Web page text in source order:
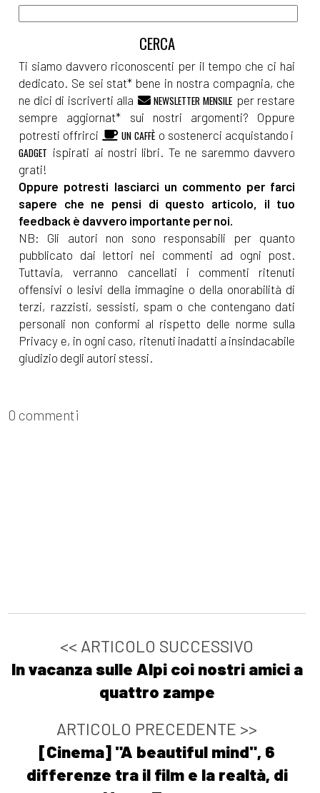
[12]Il sogno dell'isola, di
Aprile 2022
[20]Sognando la libertà, di
Silvia Pattarini: pagina 69
Nicolò Maniscalco: pagina 69
Febbraio 2022
[23]Intrecci di Trama volume
2, Autori Vari: pagina 69
Dicembre 2021
Paola Napoleone: pagina 69
[06] Petrolio bollente, di
Katia Manfredi: pagina 69
Agosto 2021
Ti siamo davvero riconoscenti per il tempo che ci hai
dedicato. Se sei stat* bene in nostra compagnia, che
ne dici di iscriverti alla
NEWSLETTER MENSILE per restare
sempre aggiornat* sui nostri argomenti? Oppure
potresti offrirci
UN CAFFÈ o sostenerci acquistando i
GADGET ispirati ai nostri libri. Te ne saremmo davvero
grati!
Oppure potresti lasciarci un commento per farci
sapere che ne pensi di questo articolo, il tuo
feedback è davvero importante per noi.
NB: Gli autori non sono responsabili per quanto
pubblicato dai lettori nei commenti ad ogni post.
Tuttavia, verranno cancellati i commenti ritenuti
offensivi o lesivi della immagine o della onorabilità di
terzi, razzisti, sessisti, spam o che contengano dati
personali non conformi al rispetto delle norme sulla
Privacy e, in ogni caso, ritenuti inadatti a insindacabile
giudizio degli autori stessi.
0 commenti
<< ARTICOLO SUCCESSIVO
In vacanza sulle Alpi coi nostri amici a
quattro zampe
ARTICOLO PRECEDENTE >>
[Cinema] "A beautiful mind", 6
differenze tra il film e la realtà, di